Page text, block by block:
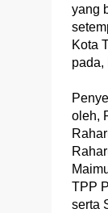
yang
Kota
pada,
oleh,
TPP
serta